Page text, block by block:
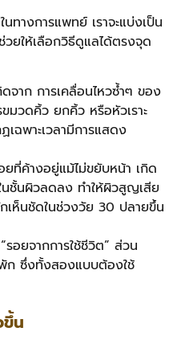
ทางการแพทย์ เราจะแบ่งเป็น
วยให้เลือกวิธีดูแลได้ตรงจุด
จาก การเคลื่อนไหวซ้ำๆ ของ
มวดคิ้ว ยกคิ้ว หรือหัวเราะ
เฉพาะเวลามีการแสดง
ยที่ค้างอยู่แม้ไม่ขยับหน้า เกิด
นชั้นผิวลดลง ทำให้ผิวสูญเสีย
ห็นชัดในช่วงวัย 30 ปลายขึ้น
อยจากการใช้ชีวิต” ส่วน
ก ซึ่งทั้งสองแบบต้องใช้
ขึ้น